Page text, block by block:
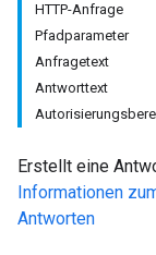
HTTP-Anfrage
Pfadparameter
Anfragetext
Antworttext
Erstellt eine
Informationen
Antworten